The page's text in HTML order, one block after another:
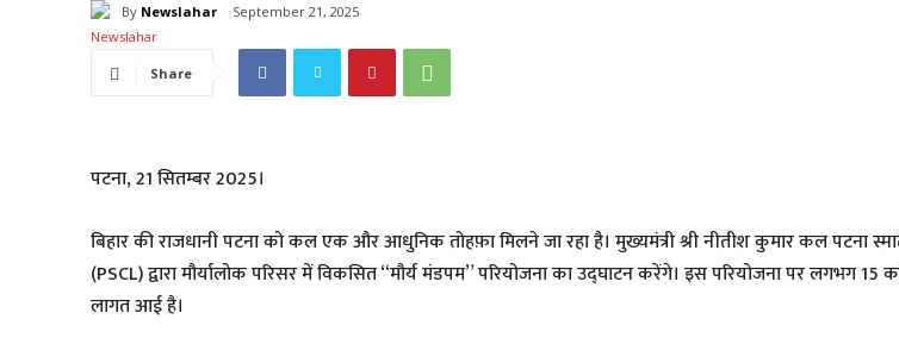
By Newslahar September 21, 2025
Share
पटना, 21 सितम्बर 2025।
बिहार की राजधानी पटना को कल एक और आधुनिक तोहफ़ा मिलने जा रहा है। मुख्यमंत्री श्री नीतीश कुमार कल पटना
(PSCL) द्वारा मौर्यालोक परिसर में विकसित “मौर्य मंडपम” परियोजना का उद्घाटन करेंगे। इस परियोजना पर लगभग
लागत आई है।